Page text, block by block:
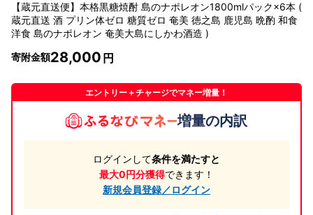
【蔵元直送便】本格黒糖焼酎 島のナポレオン1800mlパック×6本 (
蔵元直送 酒 プリン体ゼロ 糖質ゼロ 奄美 徳之島 鹿児島 晩酌 和食
洋食 島のナポレオン 奄美大島にしかわ酒造 )
寄附金額28,000
エントリー＋チャージでマネー増量！
増量の内訳
ログインして条件を満たすと
最大0円分獲得できます！
新規会員登録／ログイン